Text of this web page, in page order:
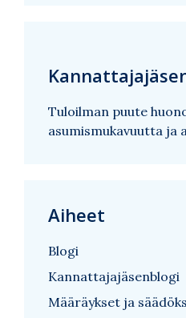
Tuloilman puute
asumismukavuutta ja
Aiheet
Blogi
Kannattajajäsenblogi
Määräykset ja